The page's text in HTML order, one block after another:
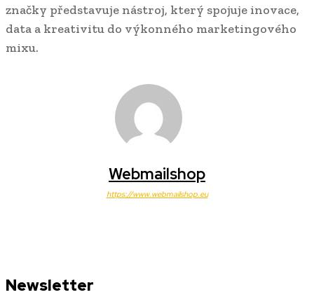
značky představuje nástroj, který spojuje inovace,
data a kreativitu do výkonného marketingového
mixu.
Webmailshop
https://www.webmailshop.eu
Newsletter